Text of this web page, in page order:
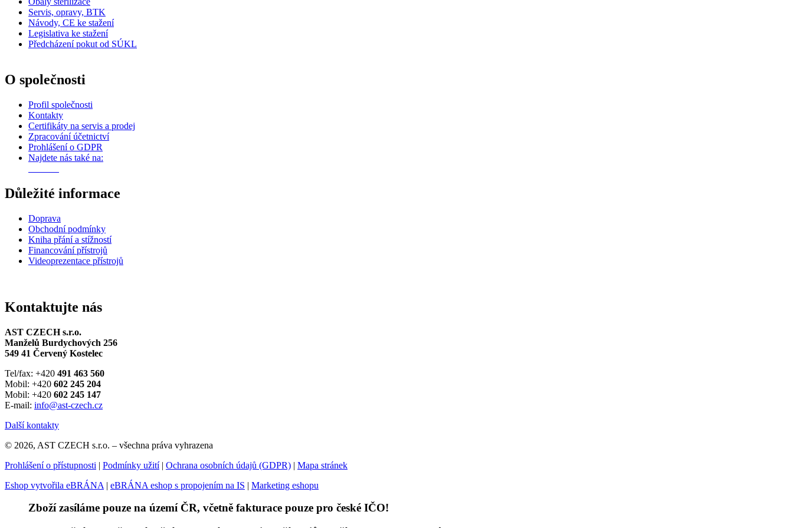
Servis, opravy, BTK
Návody, CE ke stažení
Legislativa ke stažení
Předcházení pokut od SÚKL
O společnosti
Profil společnosti
Kontakty
Certifikáty na servis a prodej
Zpracování účetnictví
Prohlášení o GDPR
Najdete nás také na:
Důležité informace
Doprava
Obchodní podmínky
Kniha přání a stížností
Financování přístrojů
Videoprezentace přístrojů
Kontaktujte nás
AST CZECH s.r.o.
Manželů Burdychových 256
549 41 Červený Kostelec
Tel/fax: +420 491 463 560
Mobil: +420 602 245 204
Mobil: +420 602 245 147
E-mail: info@ast-czech.cz
Další kontakty
© 2026, AST CZECH s.r.o. – všechna práva vyhrazena
Prohlášení o přístupnosti | Podmínky užití| Ochrana osobních údajů (GDPR) | Mapa stránek
Eshop vytvořila eBRÁNA | eBRÁNA eshop s propojením na IS | Marketing eshopu
Zboží zasíláme pouze na území ČR, včetně fakturace pouze pro české IČO!